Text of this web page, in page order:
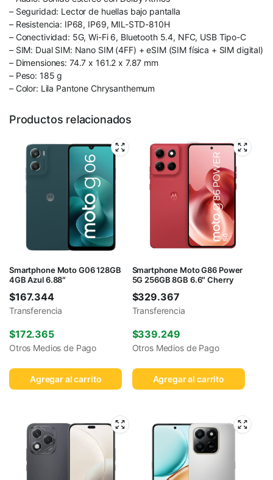
– Seguridad: Lector de huellas bajo pantalla
– Resistencia: IP68, IP69, MIL-STD-810H
– Conectividad: 5G, Wi-Fi 6, Bluetooth 5.4, NFC, USB Tipo-C
– SIM: Dual SIM: Nano SIM (4FF) + eSIM (SIM física + SIM digital)
– Dimensiones: 74.7 x 161.2 x 7.87 mm
– Peso: 185 g
– Color: Lila Pantone Chrysanthemum
Productos relacionados
Smartphone Moto G06 128GB
4GB Azul 6.88″
$167.344
Transferencia
$172.365
Otros Medios de Pago
Agregar al carrito
Smartphone Moto G86 Power
5G 256GB 8GB 6.6″ Cherry
$329.367
Transferencia
$339.249
Otros Medios de Pago
Agregar al carrito